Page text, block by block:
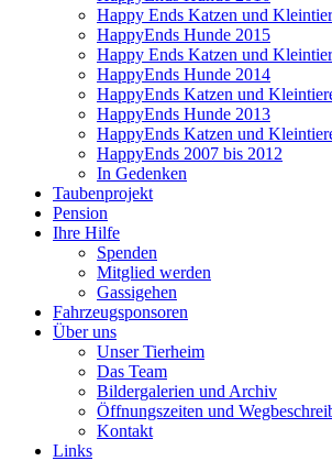
Happy Ends Katzen und
HappyEnds Hunde 2015
Happy Ends Katzen und
HappyEnds Hunde 2014
HappyEnds Katzen und
HappyEnds Hunde 2013
HappyEnds Katzen und
HappyEnds 2007 bis 2012
In Gedenken
Taubenprojekt
Pension
Ihre Hilfe
Spenden
Mitglied werden
Gassigehen
Fahrzeugsponsoren
Über uns
Unser Tierheim
Das Team
Bildergalerien und Archiv
Öffnungszeiten und
Kontakt
Links